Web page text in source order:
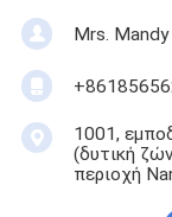
Mrs.
1001,
(δυτική
περιοχή